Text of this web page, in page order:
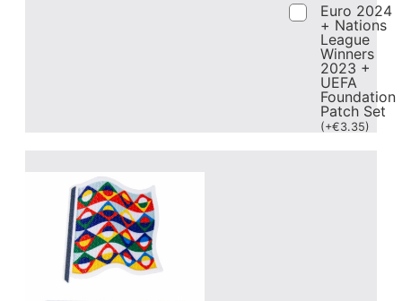
Euro 2024
+ Nations
League
Winners
2023 +
UEFA
Foundation
Patch Set
(+€3.35)